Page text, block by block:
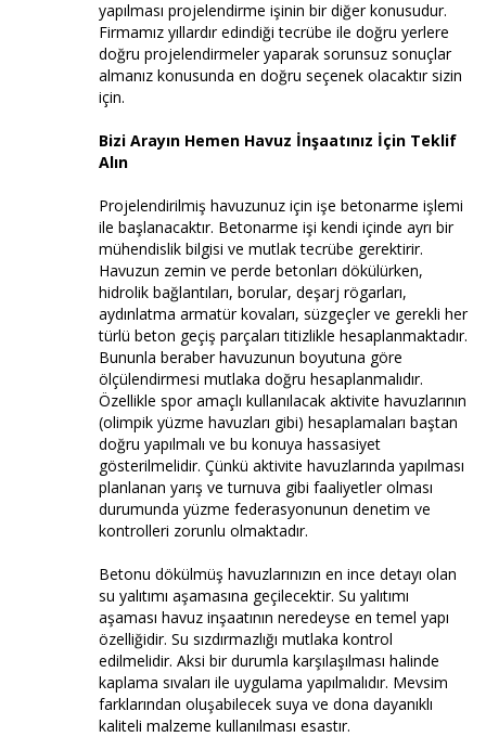
yapılması projelendirme işinin bir diğer konusudur.
Firmamız yıllardır edindiği tecrübe ile doğru yerlere
doğru projelendirmeler yaparak sorunsuz sonuçlar
almanız konusunda en doğru seçenek olacaktır sizin
için.
Bizi Arayın Hemen Havuz İnşaatınız İçin Teklif
Alın
Projelendirilmiş havuzunuz için işe betonarme işlemi
ile başlanacaktır. Betonarme işi kendi içinde ayrı bir
mühendislik bilgisi ve mutlak tecrübe gerektirir.
Havuzun zemin ve perde betonları dökülürken,
hidrolik bağlantıları, borular, deşarj rögarları,
aydınlatma armatür kovaları, süzgeçler ve gerekli her
türlü beton geçiş parçaları titizlikle hesaplanmaktadır.
Bununla beraber havuzunun boyutuna göre
ölçülendirmesi mutlaka doğru hesaplanmalıdır.
Özellikle spor amaçlı kullanılacak aktivite havuzlarının
(olimpik yüzme havuzları gibi) hesaplamaları baştan
doğru yapılmalı ve bu konuya hassasiyet
gösterilmelidir. Çünkü aktivite havuzlarında yapılması
planlanan yarış ve turnuva gibi faaliyetler olması
durumunda yüzme federasyonunun denetim ve
kontrolleri zorunlu olmaktadır.
Betonu dökülmüş havuzlarınızın en ince detayı olan
su yalıtımı aşamasına geçilecektir. Su yalıtımı
aşaması havuz inşaatının neredeyse en temel yapı
özelliğidir. Su sızdırmazlığı mutlaka kontrol
edilmelidir. Aksi bir durumla karşılaşılması halinde
kaplama sıvaları ile uygulama yapılmalıdır. Mevsim
farklarından oluşabilecek suya ve dona dayanıklı
kaliteli malzeme kullanılması esastır.